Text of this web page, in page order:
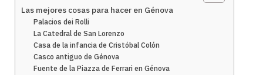
Las mejores cosas para hacer en Génova
Palacios dei Rolli
La Catedral de San Lorenzo
Casa de la infancia de Cristóbal Colón
Casco antiguo de Génova
Fuente de la Piazza de Ferrari en Génova